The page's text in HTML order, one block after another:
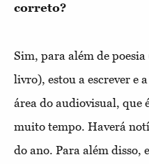
correto?
Sim, para além de
livro), estou a escrever e
área do audiovisual, que
muito tempo. Haverá
do ano. Para além disso,